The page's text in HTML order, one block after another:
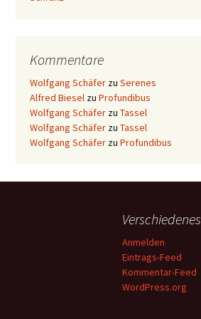
Kommentare
Wolfgang Schäfer zu Serenes
Alfred Biesel zu Profundibus
Wolfgang Schäfer zu Tassel
Wolfgang Schäfer zu Tassel
Wolfgang Schäfer zu Profundibus
Verschiedenes
Anmelden
Eintrags-Feed
Kommentar-Feed
WordPress.org